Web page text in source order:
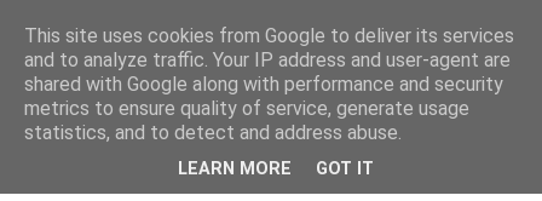
This site uses cookies from Google to deliver its services
and to analyze traffic. Your IP address and user-agent are
shared with Google along with performance and security
metrics to ensure quality of service, generate usage
statistics, and to detect and address abuse.
LEARN MORE GOT IT